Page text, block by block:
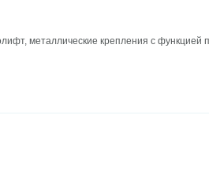
металлические крепления с функцией